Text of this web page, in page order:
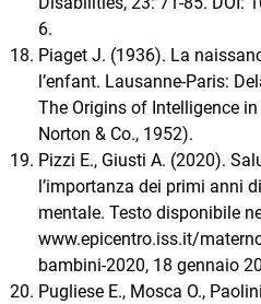
6.
Piaget J. (1936). La
l’enfant. Lausanne-Paris:
The Origins of Intelligence in
Norton & Co., 1952).
Pizzi E., Giusti A. (2020).
l’importanza dei primi anni
mentale. Testo disponibile
www.epicentro.iss.it/
bambini-2020, 18 gennaio
Pugliese E., Mosca O.,